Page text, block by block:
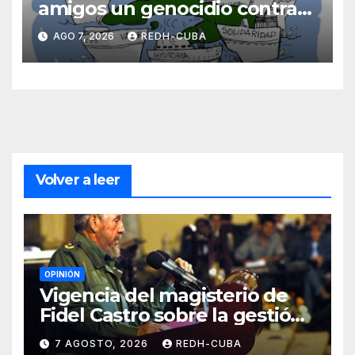
amigos un genocidio contra
Cuba? Por Hedelberto López
Blanch
AGO 7, 2026 REDH-CUBA
Volver a leer
OPINIÓN
Vigencia del magisterio de
Fidel Castro sobre la gestión
del liderazgo revolucionario.
7 AGOSTO, 2026 REDH-CUBA